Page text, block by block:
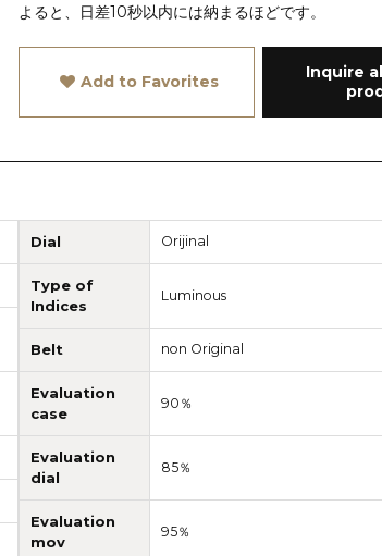
よると、日差10秒以内には納まるほどです。
Add to Favorites
Inquire
Dial Orijinal
Type of
Indices
Luminous
Belt non Original
Evaluation
case
90％
Evaluation
dial
85％
Evaluation
mov
95％